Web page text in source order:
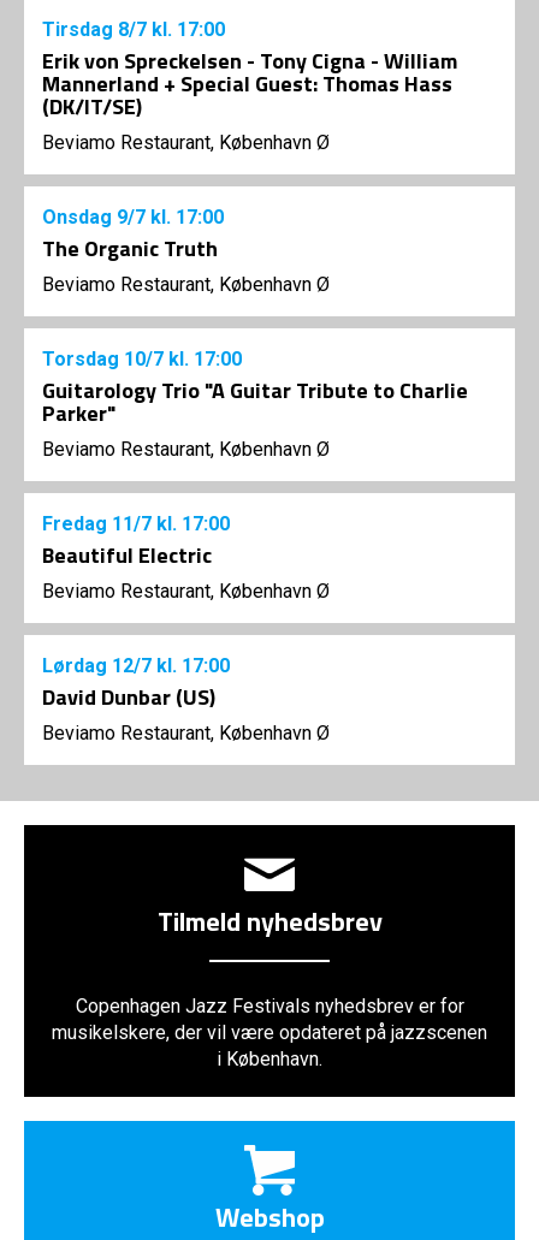
Tirsdag 8/7 kl. 17:00
Erik von Spreckelsen - Tony Cigna - William
Mannerland + Special Guest: Thomas Hass
(DK/IT/SE)
Beviamo Restaurant, København Ø
Onsdag 9/7 kl. 17:00
The Organic Truth
Beviamo Restaurant, København Ø
Torsdag 10/7 kl. 17:00
Guitarology Trio "A Guitar Tribute to Charlie
Parker"
Beviamo Restaurant, København Ø
Fredag 11/7 kl. 17:00
Beautiful Electric
Beviamo Restaurant, København Ø
Lørdag 12/7 kl. 17:00
David Dunbar (US)
Beviamo Restaurant, København Ø
Tilmeld nyhedsbrev
Copenhagen Jazz Festivals nyhedsbrev er for
musikelskere, der vil være opdateret på jazzscenen
i København.
Webshop